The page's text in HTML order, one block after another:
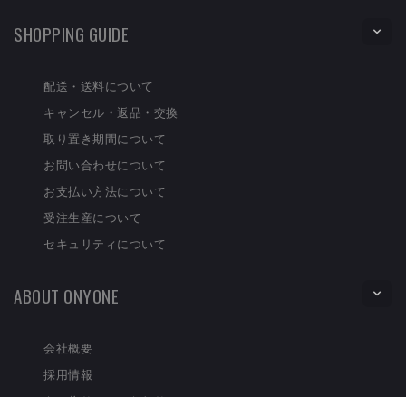
SHOPPING GUIDE
配送・送料について
キャンセル・返品・交換
取り置き期間について
お問い合わせについて
お支払い方法について
受注生産について
セキュリティについて
ABOUT ONYONE
会社概要
採用情報